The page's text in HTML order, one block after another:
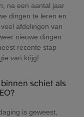
na een aantal jaar
dingen te leren en
afdelingen van
nieuwe dingen
recente stap
van krijg!
schiet als
is geweest,